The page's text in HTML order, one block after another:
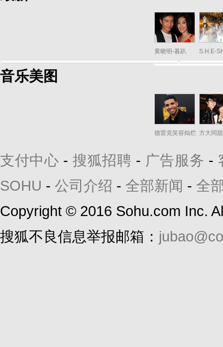
黄晓明-暮趴 S.H.E-
音乐美图
德雷克笑容灿烂 方大同
支付中心 - 搜狐招聘 - 广告服务 -
SOHU - 公司介绍 - 全部新闻 - 全
Copyright © 2016 Sohu.com Inc.
搜狐不良信息举报邮箱：